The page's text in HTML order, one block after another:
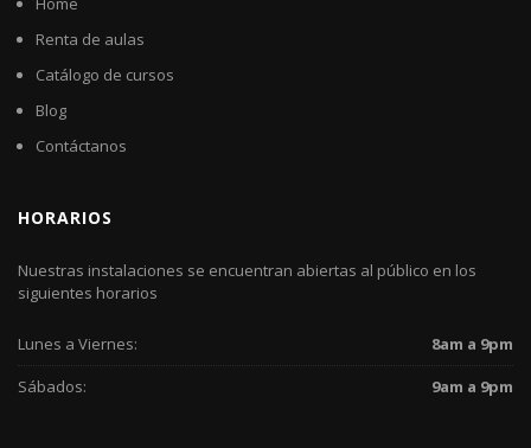
Renta de aulas
Catálogo de cursos
Blog
Contáctanos
HORARIOS
Nuestras instalaciones se encuentran abiertas al público en los
siguientes horarios
Lunes a Viernes:
8am a 9pm
Sábados:
9am a 9pm